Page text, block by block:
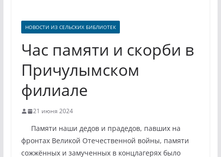
НОВОСТИ ИЗ СЕЛЬСКИХ БИБЛИОТЕК
Час памяти и скорби в
Причулымском
филиале
21 июня 2024
Памяти наши дедов и прадедов, павших на
фронтах Великой Отечественной войны, памяти
сожжённых и замученных в концлагерях было